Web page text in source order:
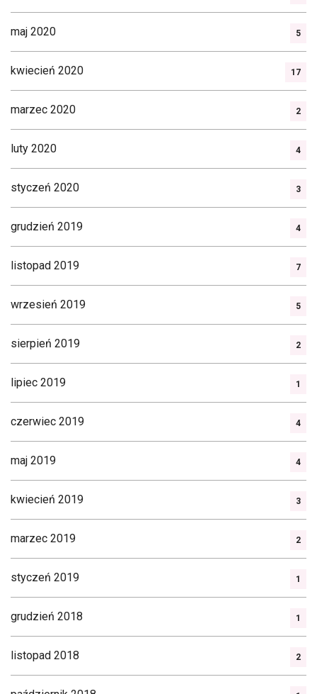
maj 2020 5
kwiecień 2020 17
marzec 2020 2
luty 2020 4
styczeń 2020 3
grudzień 2019 4
listopad 2019 7
wrzesień 2019 5
sierpień 2019 2
lipiec 2019 1
czerwiec 2019 4
maj 2019 4
kwiecień 2019 3
marzec 2019 2
styczeń 2019 1
grudzień 2018 1
listopad 2018 2